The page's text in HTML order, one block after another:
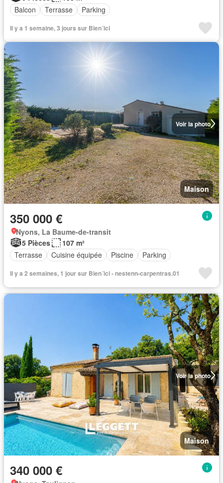
Balcon
Terrasse Parking
Il y a 1 semaine, 3 jours sur Bien´ici
Voir la photo
Maison
350 000 €
Nyons, La Baume-de-transit
5 Pièces
107 m²
Terrasse
Cuisine équipée Piscine Parking
Il y a 2 semaines, 1 jour sur Bien´ici - nestenn-carpentras.01
Voir la photo
Maison
340 000 €